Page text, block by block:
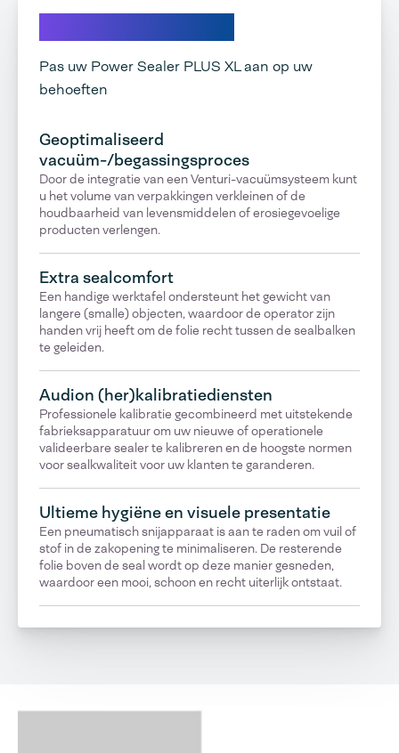
Pas uw Power Sealer PLUS XL aan op uw
behoeften
Geoptimaliseerd
vacuüm-/begassingsproces
Door de integratie van een Venturi-vacuümsysteem kunt
u het volume van verpakkingen verkleinen of de
houdbaarheid van levensmiddelen of erosiegevoelige
producten verlengen.
Extra sealcomfort
Een handige werktafel ondersteunt het gewicht van
langere (smalle) objecten, waardoor de operator zijn
handen vrij heeft om de folie recht tussen de sealbalken
te geleiden.
Audion (her)kalibratiediensten
Professionele kalibratie gecombineerd met uitstekende
fabrieksapparatuur om uw nieuwe of operationele
valideerbare sealer te kalibreren en de hoogste normen
voor sealkwaliteit voor uw klanten te garanderen.
Ultieme hygiëne en visuele presentatie
Een pneumatisch snijapparaat is aan te raden om vuil of
stof in de zakopening te minimaliseren. De resterende
folie boven de seal wordt op deze manier gesneden,
waardoor een mooi, schoon en recht uiterlijk ontstaat.